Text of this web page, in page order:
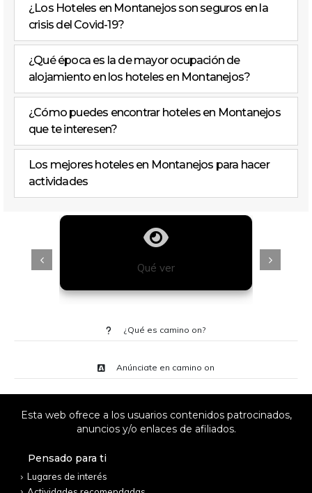
¿Los Hoteles en Montanejos son seguros en la
crisis del Covid-19?
¿Qué época es la de mayor ocupación de
alojamiento en los hoteles en Montanejos?
¿Cómo puedes encontrar hoteles en Montanejos
que te interesen?
Los mejores hoteles en Montanejos para hacer
actividades
Qué ver
¿Qué es camino on?
Anúnciate en camino on
Esta web ofrece a los usuarios contenidos patrocinados,
anuncios y/o enlaces de afiliados.
Pensado para ti
Lugares de interés